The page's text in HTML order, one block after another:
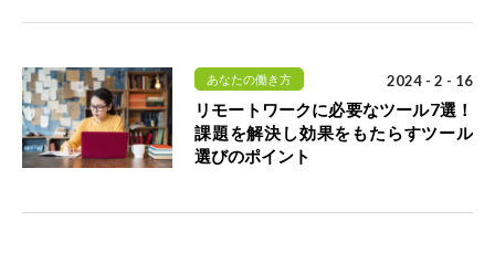
あなたの働き方 2024 - 2 - 16
リモートワークに必要なツール7選！
課題を解決し効果をもたらすツール
選びのポイント